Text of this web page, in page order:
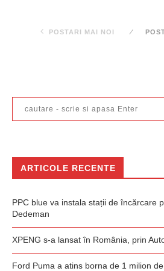
POSTARI MAI NOI
ARTICOLE RECENTE
PPC blue va instala stații de încărcare
Dedeman
XPENG s-a lansat în România, prin
Ford Puma a atins borna de 1 milion